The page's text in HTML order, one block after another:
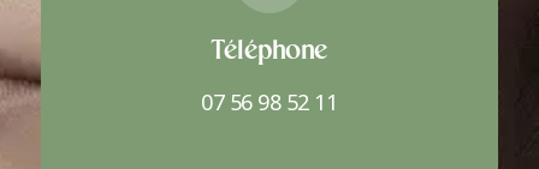
Téléphone
07 56 98 52 11